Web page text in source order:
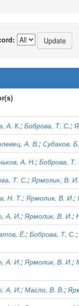
А. К.; Боброва, Т. С.;
А. В.; Судаков,
А. Н.; Боброва, Т.
Т. С.;Ярмолик, В. И.
Н. Т.;Ярмолик, В. И.;
А. И.;Ярмолик, В. И.;
Ё.; Боброва, Т. С.;
А. И.;Ярмолик, В. И.;
А. И.; Масло, В. В.;